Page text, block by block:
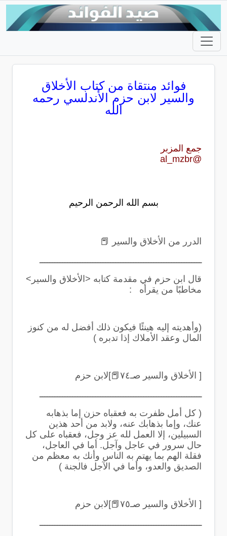
فوائد منتقاة من كتاب الأخلاق
والسير لابن حزم الأندلسي رحمه
الله
جمع المزبر
@al_mzbr
بسم الله الرحمن الرحيم
الدرر من الأخلاق والسير
📕
ــــــــــــــــــــــــــــــــــــــــــــــــــــــــــــــــ
قال ابن حزم في مقدمة كتابه < الأخلاق والسير >
مخاطبًا من يقرأه :
(وأهديته إليه هينئًا فيكون ذلك أفضل له من كنوز
المال وعقد الأملاك إذا تدبره )
[ الأخلاق والسير صـ٧٤ 📕]لابن حزم
ــــــــــــــــــــــــــــــــــــــــــــــــــــــــــــــــ
( كل أمل ظفرت به فعقباه حزن إما بذهابه
عنك، وإما بذهابك عنه، ولابد من أحد هذين
السبيلين، إلا العمل لله عز وجل، فعقباه على كل
حال سرور في عاجل وآجل. أما في العاجل،
فقلة الهم بما يهتم به الناس وأنك به معظم من
الصديق والعدو، وأما في الآجل فالجنة )
[ الأخلاق والسير صـ٧٥ 📕]لابن حزم
ــــــــــــــــــــــــــــــــــــــــــــــــــــــــــــــــ